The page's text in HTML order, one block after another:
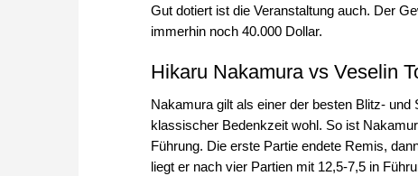
Gut dotiert ist die Veranstaltung auch. Der
immerhin noch 40.000 Dollar.
Hikaru Nakamura vs Veselin
Nakamura gilt als einer der besten Blitz-
klassischer Bedenkzeit wohl. So ist
Führung. Die erste Partie endete Remis,
liegt er nach vier Partien mit 12,5-7,5 in